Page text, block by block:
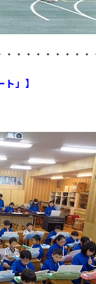
・・・・・・・・
」】